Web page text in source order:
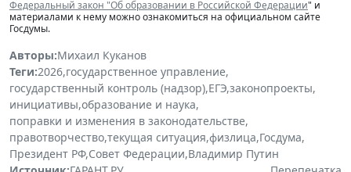
Федеральный закон "Об образовании в Российской Федерации" и
материалами к нему можно ознакомиться на официальном сайте
Госдумы.
Авторы:Михаил Куканов
Теги:2026,государственное управление,
государственный контроль (надзор),ЕГЭ,законопроекты,
инициативы,образование и наука,
поправки и изменения в законодательстве,
правотворчество,текущая ситуация,физлица,Госдума,
Президент РФ,Совет Федерации,Владимир Путин